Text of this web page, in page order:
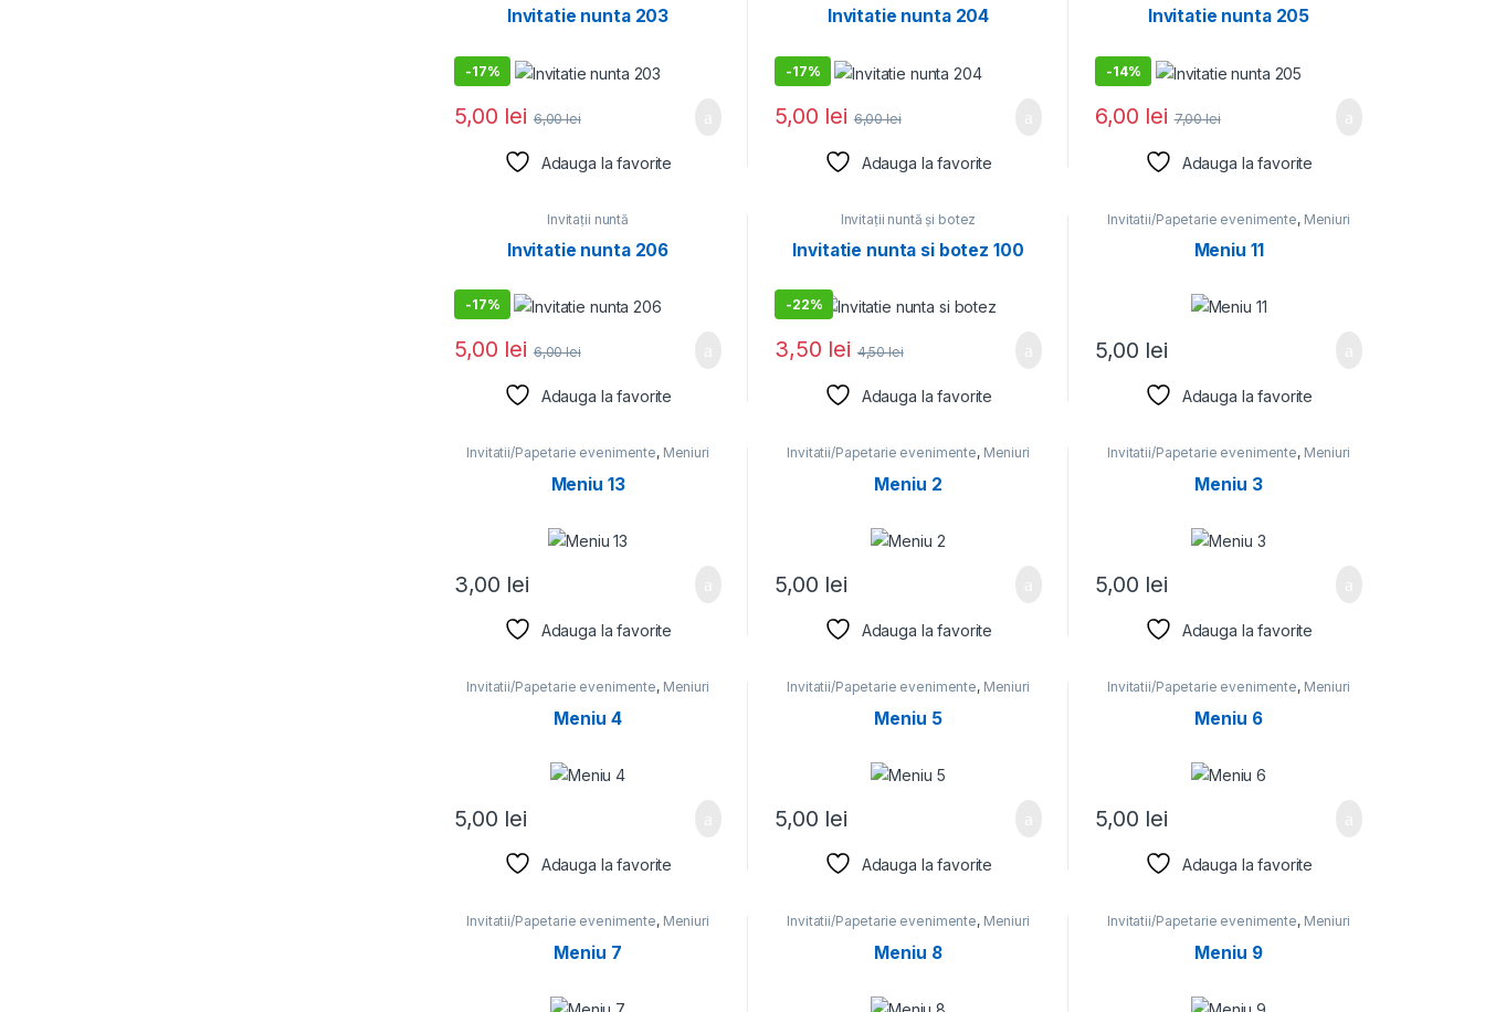
Invitatie nunta 203
-17%
5,00 lei 6,00lei
Adauga la favorite
Invitatie nunta 204
-17%
5,00 lei 6,00lei
Adauga la favorite
Invitatie nunta 205
-14%
6,00 lei 7,00lei
Adauga la favorite
Invitații nuntă
Invitatie nunta 206
-17%
5,00 lei 6,00lei
Adauga la favorite
Invitații nuntă și botez
Invitatie nunta si botez 100
-22%
3,50 lei 4,50lei
Adauga la favorite
Invitatii/Papetarie evenimente, Meniuri
Meniu 11
5,00 lei
Adauga la favorite
Invitatii/Papetarie evenimente, Meniuri
Meniu 13
3,00 lei
Adauga la favorite
Invitatii/Papetarie evenimente, Meniuri
Meniu 2
5,00 lei
Adauga la favorite
Invitatii/Papetarie evenimente, Meniuri
Meniu 3
5,00 lei
Adauga la favorite
Invitatii/Papetarie evenimente, Meniuri
Meniu 4
5,00 lei
Adauga la favorite
Invitatii/Papetarie evenimente, Meniuri
Meniu 5
5,00 lei
Adauga la favorite
Invitatii/Papetarie evenimente, Meniuri
Meniu 6
5,00 lei
Adauga la favorite
Invitatii/Papetarie evenimente, Meniuri
Meniu 7
Invitatii/Papetarie evenimente, Meniuri
Meniu 8
Invitatii/Papetarie evenimente, Meniuri
Meniu 9